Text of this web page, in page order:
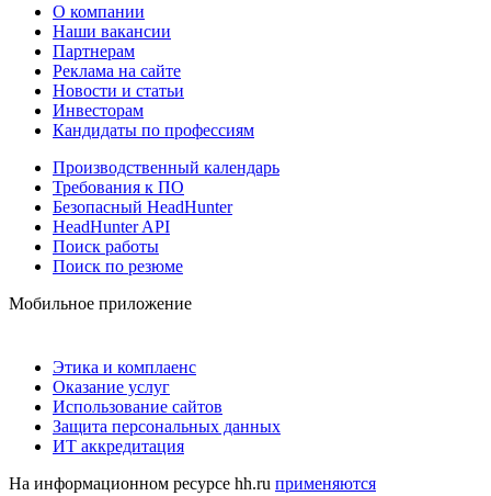
О компании
Наши вакансии
Партнерам
Реклама на сайте
Новости и статьи
Инвесторам
Кандидаты по профессиям
Производственный календарь
Требования к ПО
Безопасный HeadHunter
HeadHunter API
Поиск работы
Поиск по резюме
Мобильное приложение
Этика и комплаенс
Оказание услуг
Использование сайтов
Защита персональных данных
ИТ аккредитация
На информационном ресурсе hh.ru применяются